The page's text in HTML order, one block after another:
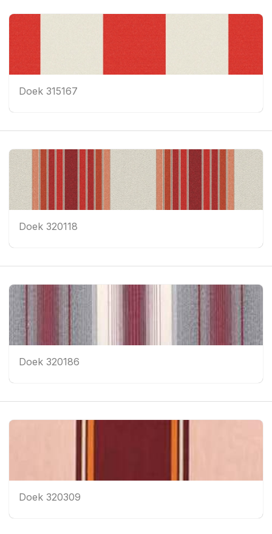
Doek 315167
Doek 320118
Doek 320186
Doek 320309